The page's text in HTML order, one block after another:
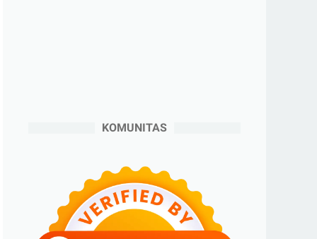
(2)
Maret 2024(2)
►
Februari 2024(6)
►Januari 2024(2)
KOMUNITAS